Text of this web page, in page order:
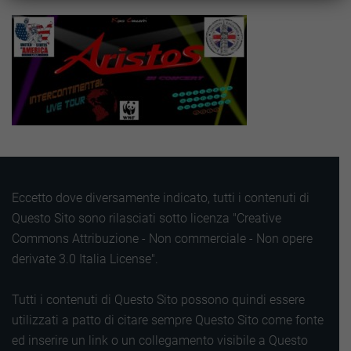
Eccetto dove diversamente indicato, tutti i contenuti di
Questo Sito sono rilasciati sotto licenza "Creative
Commons Attribuzione - Non commerciale - Non opere
derivate 3.0 Italia License".
Tutti i contenuti di Questo Sito possono quindi essere
utilizzati a patto di citare sempre Questo Sito come fonte
ed inserire un link o un collegamento visibile a Questo